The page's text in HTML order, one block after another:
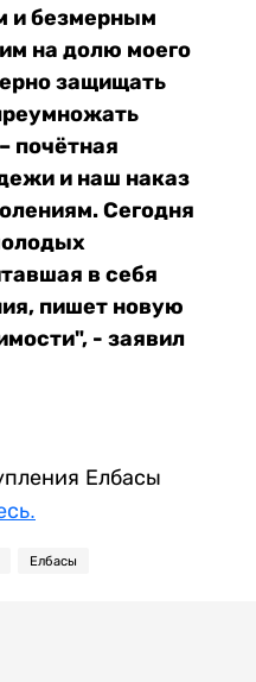
и безмерным
на долю моего
защищать
почётная
и наш наказ
Сегодня
в себя
пишет новую
- заявил
Елбасы
Елбасы